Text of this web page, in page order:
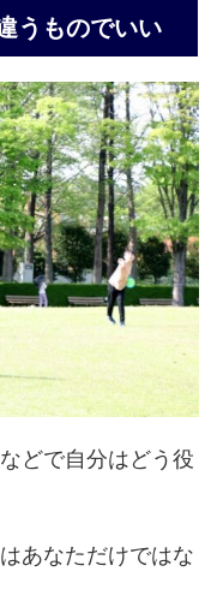
うものでいい
どで自分はどう役
あなただけではな